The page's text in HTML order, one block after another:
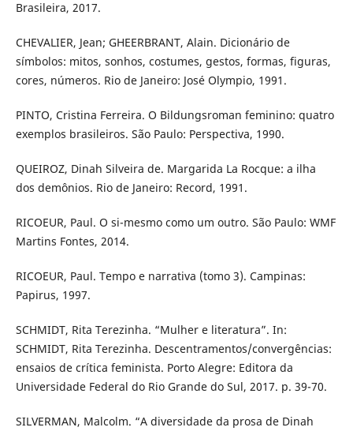
Brasileira, 2017.
CHEVALIER, Jean; GHEERBRANT, Alain. Dicionário de
símbolos: mitos, sonhos, costumes, gestos, formas, figuras,
cores, números. Rio de Janeiro: José Olympio, 1991.
PINTO, Cristina Ferreira. O Bildungsroman feminino: quatro
exemplos brasileiros. São Paulo: Perspectiva, 1990.
QUEIROZ, Dinah Silveira de. Margarida La Rocque: a ilha
dos demônios. Rio de Janeiro: Record, 1991.
RICOEUR, Paul. O si-mesmo como um outro. São Paulo: WMF
Martins Fontes, 2014.
RICOEUR, Paul. Tempo e narrativa (tomo 3). Campinas:
Papirus, 1997.
SCHMIDT, Rita Terezinha. “Mulher e literatura”. In:
SCHMIDT, Rita Terezinha. Descentramentos/convergências:
ensaios de crítica feminista. Porto Alegre: Editora da
Universidade Federal do Rio Grande do Sul, 2017. p. 39-70.
SILVERMAN, Malcolm. “A diversidade da prosa de Dinah